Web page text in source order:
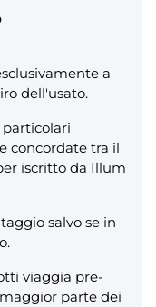
a
dell'usato.
concordate tra il
iscritto da Illum
salvo se in
viaggia pre-
parte dei